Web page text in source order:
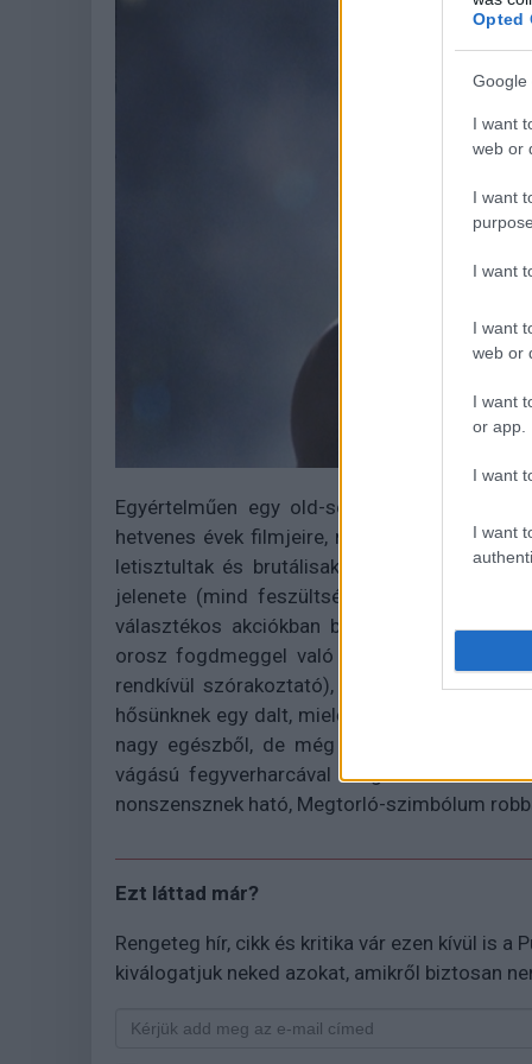
Opted
Google
I want
web or
I want
I want
I want
web or
I want
or app.
I want
I want
Egyértelműen egy old-school módon
hetvenes évek filmjeire, mint a kétezres
letisztultak és brutálisak, a családon való
jelenete (mind feszültségkeltésben, mind
választékos akciókban bővelkedjen ez a
orosz fogdmeggel való harc elsöprő, falat
rendkívül szórakoztató), de egy, Rodriguez
hősünknek egy dalt, mielőtt megpróbálná
nagy egészből, de még védhető és
vágású fegyverharcával megint csak a
nonszensznek ható, Megtorló-szimbólum
Ezt láttad már?
Rengeteg hír, cikk és kritika vár ezen kívül is
kiválogatjuk neked azokat, amikről biztosan